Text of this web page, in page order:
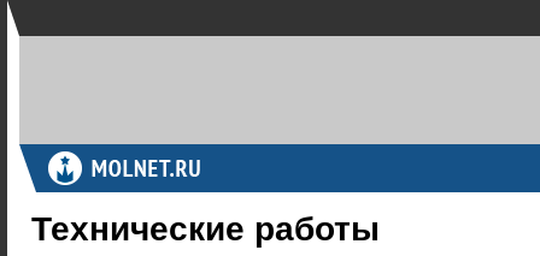
Технические работы